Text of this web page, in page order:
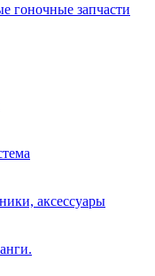
гоночные запчасти
аксессуары